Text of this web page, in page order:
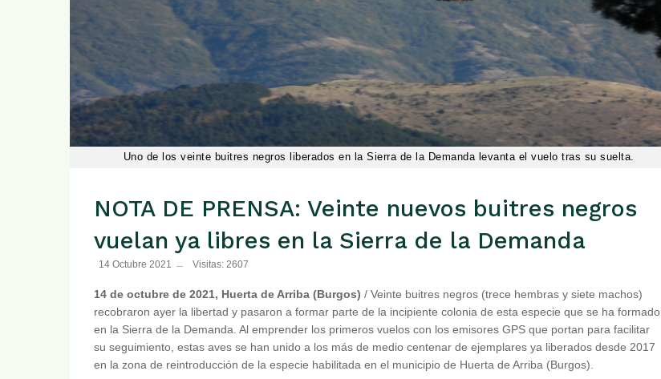
Uno de los veinte buitres negros liberados en la Sierra de la Demanda levanta el vuelo tras su suelta.
NOTA DE PRENSA: Veinte nuevos buitres negros
vuelan ya libres en la Sierra de la Demanda
14 Octubre 2021 Visitas: 2607
14 de octubre de 2021, Huerta de Arriba (Burgos) / Veinte buitres negros (trece hembras y siete machos)
recobraron ayer la libertad y pasaron a formar parte de la incipiente colonia de esta especie que se ha formado
en la Sierra de la Demanda. Al emprender los primeros vuelos con los emisores GPS que portan para facilitar
su seguimiento, estas aves se han unido a los más de medio centenar de ejemplares ya liberados desde 2017
en la zona de reintroducción de la especie habilitada en el municipio de Huerta de Arriba (Burgos).